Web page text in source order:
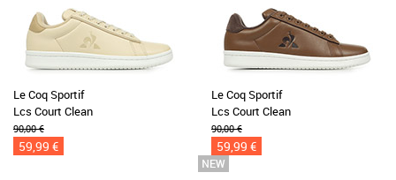
Le Coq Sportif
Lcs Court Clean
90,00 €
59,99 €
Le Coq Sportif
Lcs Court Clean
90,00 €
59,99 €